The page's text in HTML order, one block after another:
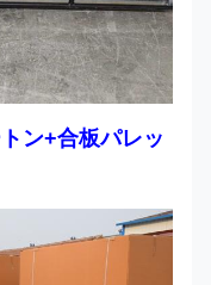
ン+合板パレッ